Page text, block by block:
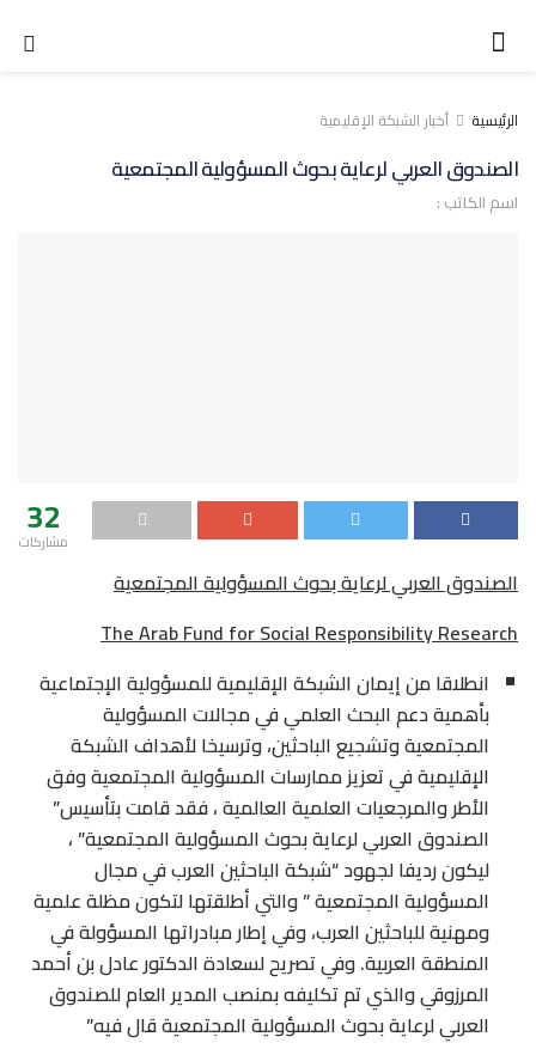
الرئيسية أخبار الشبكة الإقليمية
الصندوق العربي لرعاية بحوث المسؤولية المجتمعية
اسم الكاتب :
32
مشاركات
الصندوق العربي لرعاية بحوث المسؤولية المجتمعية
The Arab Fund for Social Responsibility Research
انطلاقا من إيمان الشبكة الإقليمية للمسؤولية الإجتماعية
بأهمية دعم البحث العلمي في مجالات المسؤولية
المجتمعية وتشجيع الباحثين، وترسيخا لأهداف الشبكة
الإقليمية في تعزيز ممارسات المسؤولية المجتمعية وفق
الأطر والمرجعيات العلمية العالمية ، فقد قامت بتأسيس”
الصندوق العربي لرعاية بحوث المسؤولية المجتمعية” ،
ليكون رديفا لجهود “شبكة الباحثين العرب في مجال
المسؤولية المجتمعية ” والتي أطلقتها لتكون مظلة علمية
ومهنية للباحثين العرب، وفي إطار مبادراتها المسؤولة في
المنطقة العربية. وفي تصريح لسعادة الدكتور عادل بن أحمد
المرزوقي والذي تم تكليفه بمنصب المدير العام للصندوق
العربي لرعاية بحوث المسؤولية المجتمعية قال فيه”